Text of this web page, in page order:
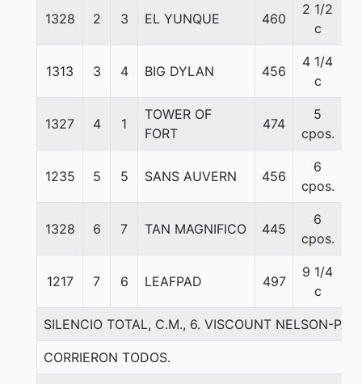
1328 2 3 EL YUNQUE 460
2 1/2
c
1313 3 4 BIG DYLAN 456
4 1/4
c
1327 4 1
TOWER OF
FORT
474
5
cpos.
1235 5 5 SANS AUVERN 456
6
cpos.
1328 6 7 TAN MAGNIFICO 445
6
cpos.
1217 7 6 LEAFPAD 497
9 1/4
c
SILENCIO TOTAL, C.M., 6. VISCOUNT NELSON-PA
CORRIERON TODOS.